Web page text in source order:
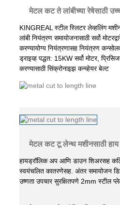
मेटल कट ते लांबीच्या रेषेसाठी
KINGREAL स्टील स्लिटर लेव्हलिंग
लांबी नियंत्रण समायोजनासाठी सर्वो
करण्यायोग्य नियंत्रणासह नियंत्रण
ड्राइव्ह पद्धत: 15KW सर्वो मोटर,
करण्यासाठी सिंक्रोनाइझ कन्व्हेयर बेल्ट
मेटल कट टू लेन्थ मशीनसाठी हाय
हायड्रॉलिक अप आणि डाउन शिअरसह
स्वयंचलित कातरणेसह. अंतर समायोजन
उष्णता उपचार सुरक्षितपणे 2mm स्टील